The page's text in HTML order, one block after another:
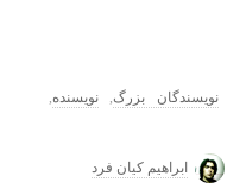
,نویسندگان بزرگ, نویسنده
ابراهیم کیان فرد